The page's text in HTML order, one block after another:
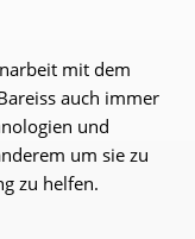
mit dem
auch immer
und
um sie zu
zu helfen.